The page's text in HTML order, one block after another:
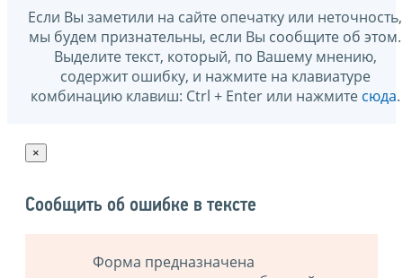
Если Вы заметили на сайте опечатку или неточность,
мы будем признательны, если Вы сообщите об этом.
Выделите текст, который, по Вашему мнению,
содержит ошибку, и нажмите на клавиатуре
комбинацию клавиш: Ctrl + Enter или нажмите сюда.
×
Сообщить об ошибке в тексте
Форма предназначена